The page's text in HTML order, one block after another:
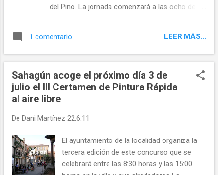
del Pino. La jornada comenzará a las ocho de la
después pasar a las series de carreras. La
competición se celebrará en un espacio
localidad, una pista de tierra acondicionada
sobre un rastrojo. Los organizadores tienen
previsto contar con una participación similar a la
Cuellar, Segovia, en la que tomaron parte 49
lebreles de la región. Al finalizar la prueba, se
dará a conocer la nueva fecha de la carrera que
se debería haber disputado ya en la localidad de
Medina del Campo y que fue suspendida por
1 comentario LEER MÁS...
Sahagún acoge el próximo día 3 de
julio el III Certamen de Pintura Rápida
al aire libre
De Dani Martínez 22.6.11
El ayuntamiento de la localidad organiza la
tercera edición de este concurso que se
celebrará entre las 8:30 horas y las 15:00